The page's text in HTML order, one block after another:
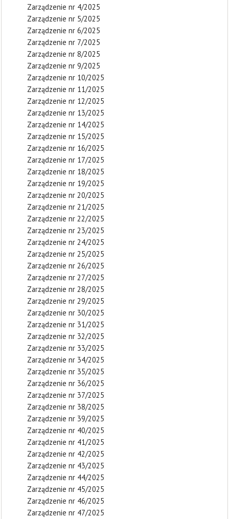
Zarządzenie nr 4/2025
Zarządzenie nr 5/2025
Zarządzenie nr 6/2025
Zarządzenie nr 7/2025
Zarządzenie nr 8/2025
Zarządzenie nr 9/2025
Zarządzenie nr 10/2025
Zarządzenie nr 11/2025
Zarządzenie nr 12/2025
Zarządzenie nr 13/2025
Zarządzenie nr 14/2025
Zarządzenie nr 15/2025
Zarządzenie nr 16/2025
Zarządzenie nr 17/2025
Zarządzenie nr 18/2025
Zarządzenie nr 19/2025
Zarządzenie nr 20/2025
Zarządzenie nr 21/2025
Zarządzenie nr 22/2025
Zarządzenie nr 23/2025
Zarządzenie nr 24/2025
Zarządzenie nr 25/2025
Zarządzenie nr 26/2025
Zarządzenie nr 27/2025
Zarządzenie nr 28/2025
Zarządzenie nr 29/2025
Zarządzenie nr 30/2025
Zarządzenie nr 31/2025
Zarządzenie nr 32/2025
Zarządzenie nr 33/2025
Zarządzenie nr 34/2025
Zarządzenie nr 35/2025
Zarządzenie nr 36/2025
Zarządzenie nr 37/2025
Zarządzenie nr 38/2025
Zarządzenie nr 39/2025
Zarządzenie nr 40/2025
Zarządzenie nr 41/2025
Zarządzenie nr 42/2025
Zarządzenie nr 43/2025
Zarządzenie nr 44/2025
Zarządzenie nr 45/2025
Zarządzenie nr 46/2025
Zarządzenie nr 47/2025